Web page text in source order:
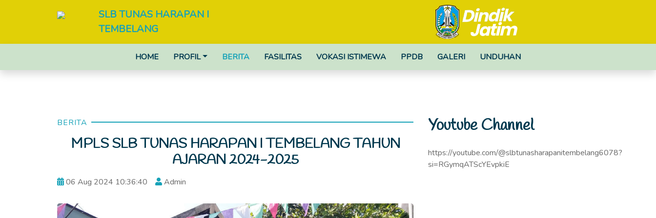
SLB TUNAS HARAPAN I
TEMBELANG
HOME PROFIL BERITA FASILITAS VOKASI ISTIMEWA PPDB GALERI UNDUHAN
BERITA
MPLS SLB TUNAS HARAPAN I TEMBELANG TAHUN
AJARAN 2024-2025
06 Aug 2024 10:36:40 Admin
Youtube Channel
https://youtube.com/@slbtunasharapanitembelang6078?
si=RGymqATScYEvpkiE